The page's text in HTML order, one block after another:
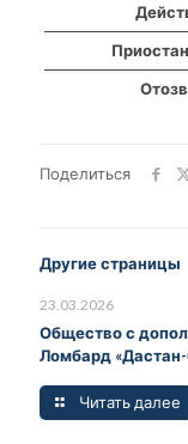
Поделиться
Другие страницы
23.03.2026
Общество с
Ломбард «Дастан-
Читать далее